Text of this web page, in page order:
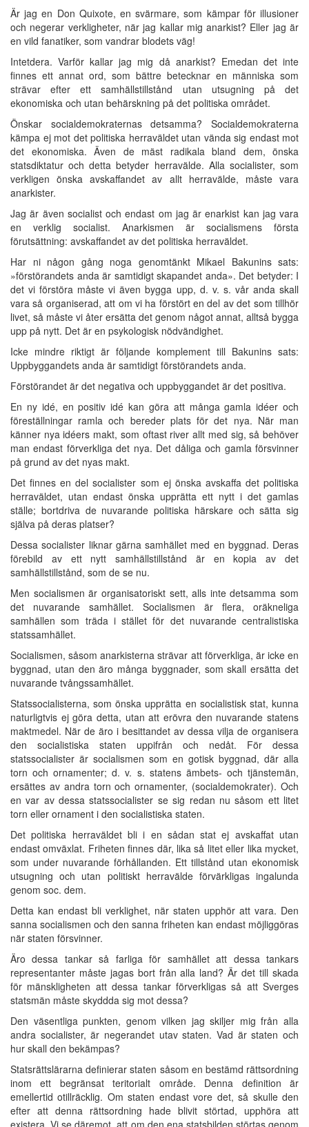
Är jag en Don Quixote, en svärmare, som kämpar för illusioner
och negerar verkligheter, när jag kallar mig anarkist? Eller jag är
en vild fanatiker, som vandrar blodets väg!
Intetdera. Varför kallar jag mig då anarkist? Emedan det inte
finnes ett annat ord, som bättre betecknar en människa som
strävar efter ett samhällstillstånd utan utsugning på det
ekonomiska och utan behärskning på det politiska området.
Önskar socialdemokraternas detsamma? Socialdemokraterna
kämpa ej mot det politiska herraväldet utan vända sig endast mot
det ekonomiska. Även de mäst radikala bland dem, önska
statsdiktatur och detta betyder herravälde. Alla socialister, som
verkligen önska avskaffandet av allt herravälde, måste vara
anarkister.
Jag är även socialist och endast om jag är enarkist kan jag vara
en verklig socialist. Anarkismen är socialismens första
förutsättning: avskaffandet av det politiska herraväldet.
Har ni någon gång noga genomtänkt Mikael Bakunins sats:
»förstörandets anda är samtidigt skapandet anda». Det betyder: I
det vi förstöra måste vi även bygga upp, d. v. s. vår anda skall
vara så organiserad, att om vi ha förstört en del av det som tillhör
livet, så måste vi åter ersätta det genom något annat, alltså bygga
upp på nytt. Det är en psykologisk nödvändighet.
Icke mindre riktigt är följande komplement till Bakunins sats:
Uppbyggandets anda är samtidigt förstörandets anda.
Förstörandet är det negativa och uppbyggandet är det positiva.
En ny idé, en positiv idé kan göra att många gamla idéer och
föreställningar ramla och bereder plats för det nya. När man
känner nya idéers makt, som oftast river allt med sig, så behöver
man endast förverkliga det nya. Det dåliga och gamla försvinner
på grund av det nyas makt.
Det finnes en del socialister som ej önska avskaffa det politiska
herraväldet, utan endast önska upprätta ett nytt i det gamlas
ställe; bortdriva de nuvarande politiska härskare och sätta sig
själva på deras platser?
Dessa socialister liknar gärna samhället med en byggnad. Deras
förebild av ett nytt samhällstillstånd är en kopia av det
samhällstillstånd, som de se nu.
Men socialismen är organisatoriskt sett, alls inte detsamma som
det nuvarande samhället. Socialismen är flera, oräkneliga
samhällen som träda i stället för det nuvarande centralistiska
statssamhället.
Socialismen, såsom anarkisterna strävar att förverkliga, är icke en
byggnad, utan den äro många byggnader, som skall ersätta det
nuvarande tvångssamhället.
Statssocialisterna, som önska upprätta en socialistisk stat, kunna
naturligtvis ej göra detta, utan att erövra den nuvarande statens
maktmedel. När de äro i besittandet av dessa vilja de organisera
den socialistiska staten uppifrån och nedåt. För dessa
statssocialister är socialismen som en gotisk byggnad, där alla
torn och ornamenter; d. v. s. statens ämbets- och tjänstemän,
ersättes av andra torn och ornamenter, (socialdemokrater). Och
en var av dessa statssocialister se sig redan nu såsom ett litet
torn eller ornament i den socialistiska staten.
Det politiska herraväldet bli i en sådan stat ej avskaffat utan
endast omväxlat. Friheten finnes där, lika så litet eller lika mycket,
som under nuvarande förhållanden. Ett tillstånd utan ekonomisk
utsugning och utan politiskt herravälde förvärkligas ingalunda
genom soc. dem.
Detta kan endast bli verklighet, när staten upphör att vara. Den
sanna socialismen och den sanna friheten kan endast möjliggöras
när staten försvinner.
Äro dessa tankar så farliga för samhället att dessa tankars
representanter måste jagas bort från alla land? Är det till skada
för mänskligheten att dessa tankar förverkligas så att Sverges
statsmän måste skyddda sig mot dessa?
Den väsentliga punkten, genom vilken jag skiljer mig från alla
andra socialister, är negerandet utav staten. Vad är staten och
hur skall den bekämpas?
Statsrättslärarna definierar staten såsom en bestämd rättsordning
inom ett begränsat teritorialt område. Denna definition är
emellertid otillräcklig. Om staten endast vore det, så skulle den
efter att denna rättsordning hade blivit störtad, upphöra att
existera. Vi se däremot, att om den ena statsbilden störtas genom